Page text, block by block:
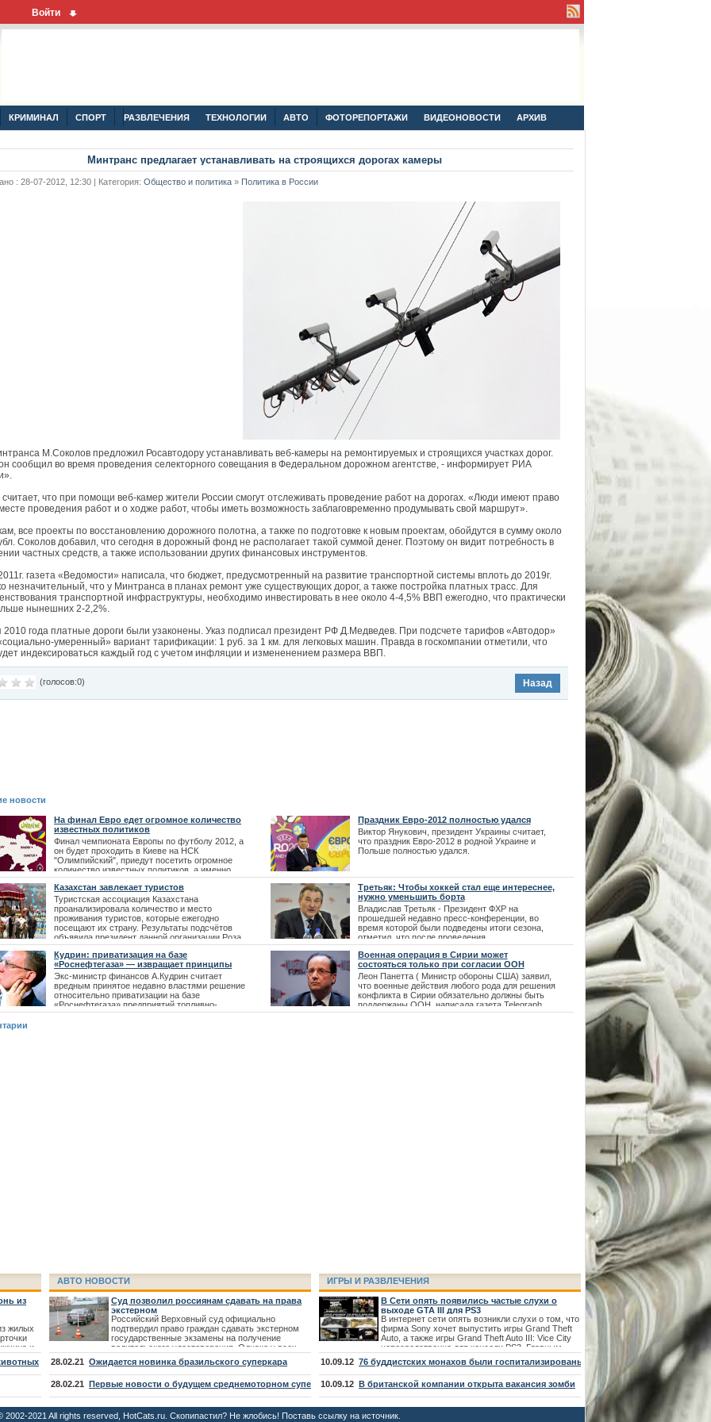
Войти
КРИМИНАЛ СПОРТ РАЗВЛЕЧЕНИЯ ТЕХНОЛОГИИ АВТО ФОТОРЕПОРТАЖИ ВИДЕОНОВОСТИ АРХИВ
турнир по рыцарским боям
документальные киноленты
была ранее украдена из дома Лазаренко
таланты", но без танцев, песен и женщин
был перенесен
сблизился с Международной космической станцией
углерода
на орбите
космических аппаратов
казнь
пенка для бритья
30 лет
курорт
Минтранс предлагает устанавливать на строящихся дорогах камеры
: 28-07-2012, 12:30 | Категория: Общество и политика » Политика в России
М.Соколов предложил Росавтодору устанавливать веб-камеры на ремонтируемых и строящихся участках дорог.
сообщил во время проведения селекторного совещания в Федеральном дорожном агентстве, - информирует РИА
что при помощи веб-камер жители России смогут отслеживать проведение работ на дорогах. «Люди имеют право
проведения работ и о ходже работ, чтобы иметь возможность заблаговременно продумывать свой маршрут».
все проекты по восстановлению дорожного полотна, а также по подготовке к новым проектам, обойдутся в сумму около
Соколов добавил, что сегодня в дорожный фонд не располагает такой суммой денег. Поэтому он видит потребность в
частных средств, а также использовании других финансовых инструментов.
газета «Ведомости» написала, что бюджет, предусмотренный на развитие транспортной системы вплоть до 2019г.
незначительный, что у Минтранса в планах ремонт уже существующих дорог, а также постройка платных трасс. Для
транспортной инфраструктуры, необходимо инвестировать в нее около 4-4,5% ВВП ежегодно, что практически
нынешних 2-2,2%.
2010 года платные дороги были узаконены. Указ подписал президент РФ Д.Медведев. При подсчете тарифов «Автодор»
умеренный» вариант тарификации: 1 руб. за 1 км. для легковых машин. Правда в госкомпании отметили, что
индексироваться каждый год с учетом инфляции и измененением размера ВВП.
Назад
(голосов:0)
новости
На финал Евро едет огромное количество
известных политиков
Финал чемпионата Европы по футболу 2012, а
он будет проходить в Киеве на НСК
"Олимпийский", приедут посетить огромное
количество известных политиков, а именно
мировых бизнесменов, нынешних и бывших
президентов.
Праздник Евро-2012 полностью удался
Виктор Янукович, президент Украины считает,
что праздник Евро-2012 в родной Украине и
Польше полностью удался.
Казахстан завлекает туристов
Туристская ассоциация Казахстана
проанализировала количество и место
проживания туристов, которые ежегодно
посещают их страну. Результаты подсчётов
объявила президент данной организации Роза
Асанбаева. Как оказалось, больше всего
Казахстан посещают
Третьяк: Чтобы хоккей стал еще интереснее,
нужно уменьшить борта
Владислав Третьяк - Президент ФХР на
прошедшей недавно пресс-конференции, во
время которой были подведены итоги сезона,
отметил, что после проведения
Олимпиады-2014, на рассмотрение будет
вынесен вопрос про изменение размеров
площадки.
Кудрин: приватизация на базе
«Роснефтегаза» — извращает принципы
Экс-министр финансов А.Кудрин считает
вредным принятое недавно властями решение
относительно приватизации на базе
«Роснефтегаза» предприятий топливно-
энергетического комплекса. Решение о том, что
Военная операция в Сирии может
состояться только при согласии ООН
Леон Панетта ( Министр обороны США) заявил,
что военные действия любого рода для решения
конфликта в Сирии обязательно должны быть
поддержаны ООН, написала газета Telegraph.
На вопрос журналистов, есть ли возможность,
ИГРЫ И РАЗВЛЕЧЕНИЯ
В Сети опять появились частые слухи о
выходе GTA III для PS3
В интернет сети опять возникли слухи о том, что
фирма Sony хочет выпустить игры Grand Theft
Auto, а также игры Grand Theft Auto III: Vice City
непосредственно для консоли PS3. Главным
поводом для них есть то, что информация о
двух проектах появилось на официальном
сайте рейтингового агентства –
10.09.12 76 буддистских монахов были госпитализированы в Таиланде по причине
10.09.12 В британской компании открыта вакансия зомби
АВТО НОВОСТИ
Суд позволил россиянам сдавать на права
экстерном
Российский Верховный суд официально
подтвердил право граждан сдавать экстерном
государственные экзамены на получение
водительского удостоверения. Однако у всех
желающих получить права непосредственно без
обучения в автомобильной школе времени
практически не остается: 7 июня 2012 года
Госдума
28.02.21 Ожидается новинка бразильского суперкара
28.02.21 Первые новости о будущем среднемоторном суперкаре
из
жилых
и
него
2002-2021 All rights reserved, HotCats.ru. Скопипастил? Не жлобись! Поставь ссылку на источник.